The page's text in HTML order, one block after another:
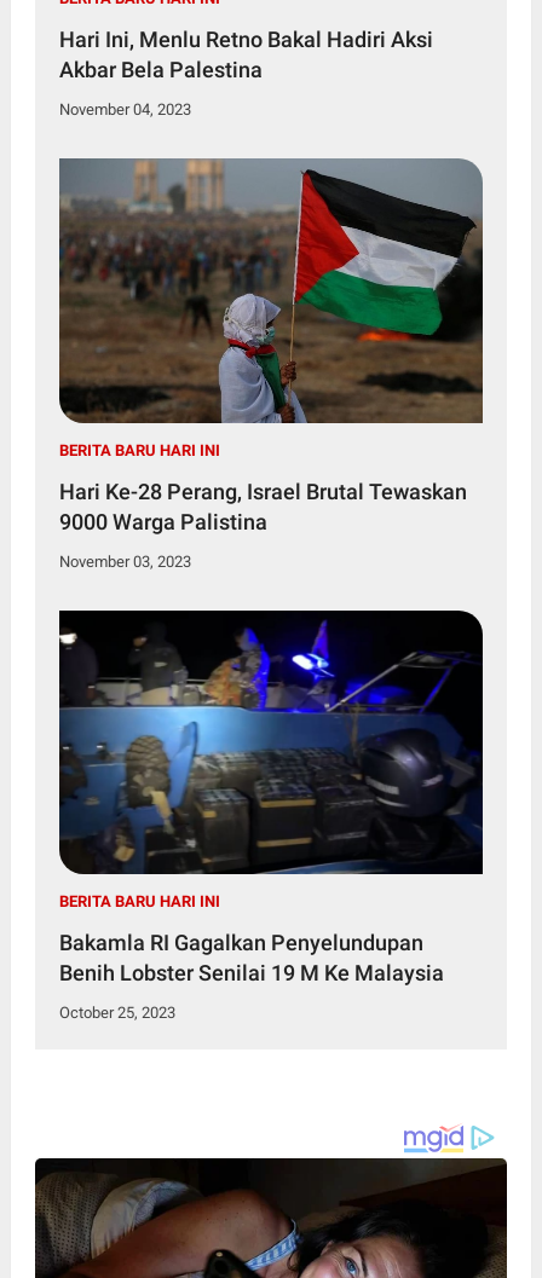
Hari Ini, Menlu Retno Bakal Hadiri Aksi
Akbar Bela Palestina
November 04, 2023
BERITA BARU HARI INI
Hari Ke-28 Perang, Israel Brutal Tewaskan
9000 Warga Palistina
November 03, 2023
BERITA BARU HARI INI
Bakamla RI Gagalkan Penyelundupan
Benih Lobster Senilai 19 M Ke Malaysia
October 25, 2023